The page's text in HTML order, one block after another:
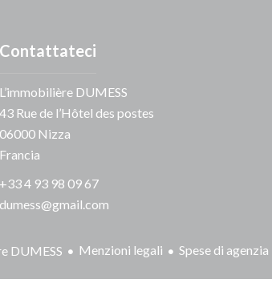
Contattateci
L’immobilière DUMESS
43 Rue de l’Hôtel des postes
06000 Nizza
Francia
+33 4 93 98 09 67
dumess@gmail.com
DUMESS Menzioni legali Spese di agenzia